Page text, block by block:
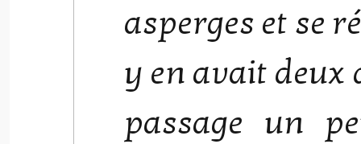
asperges et se
y en avait deux
passage un